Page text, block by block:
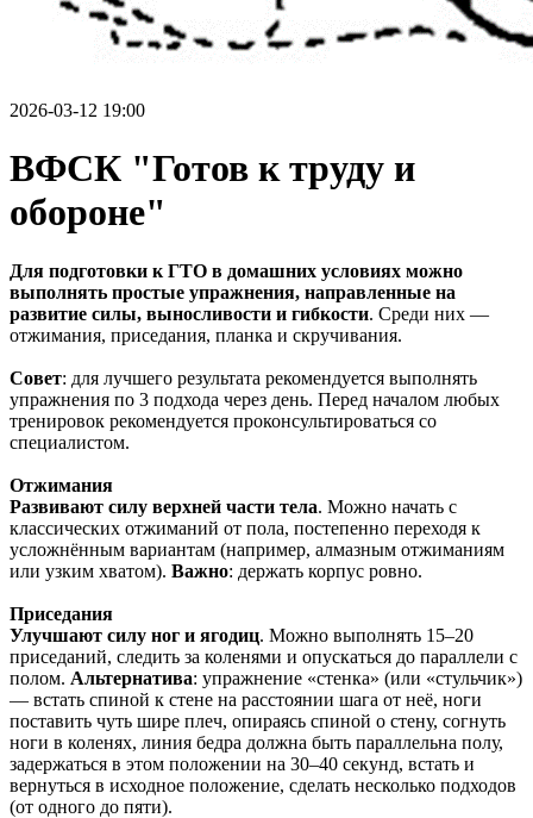
2026-03-12 19:00
ВФСК "Готов к труду и
обороне"
Для подготовки к ГТО в домашних условиях можно
выполнять простые упражнения, направленные на
развитие силы, выносливости и гибкости. Среди них —
отжимания, приседания, планка и скручивания.
Совет: для лучшего результата рекомендуется выполнять
упражнения по 3 подхода через день. Перед началом любых
тренировок рекомендуется проконсультироваться со
специалистом.
Отжимания
Развивают силу верхней части тела. Можно начать с
классических отжиманий от пола, постепенно переходя к
усложнённым вариантам (например, алмазным отжиманиям
или узким хватом). Важно: держать корпус ровно.
Приседания
Улучшают силу ног и ягодиц. Можно выполнять 15–20
приседаний, следить за коленями и опускаться до параллели с
полом. Альтернатива: упражнение «стенка» (или «стульчик»)
— встать спиной к стене на расстоянии шага от неё, ноги
поставить чуть шире плеч, опираясь спиной о стену, согнуть
ноги в коленях, линия бедра должна быть параллельна полу,
задержаться в этом положении на 30–40 секунд, встать и
вернуться в исходное положение, сделать несколько подходов
(от одного до пяти).